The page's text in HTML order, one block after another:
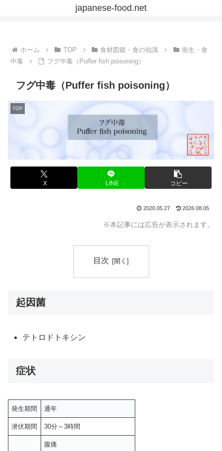
japanese-food.net
ホーム TOP 食材図鑑・食の知識
衛生・食
中毒
フグ中毒（Puffer fish poisoning）
フグ中毒（Puffer fish poisoning）
TOP
X LINE コピー
2020.05.27 2026.08.05
※本記事には広告が表示されます。
目次
起因菌
テトロドトキシン
症状
発生期間 通年
潜伏期間 30分～3時間
腹痛